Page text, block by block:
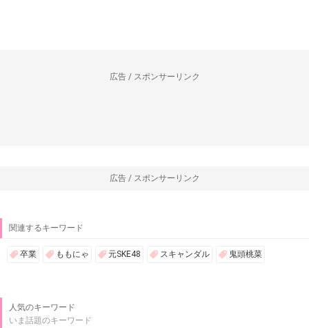
広告 / スポンサーリンク
広告 / スポンサーリンク
関連するキーワード
卒業 ももにゃ 元SKE48 スキャンダル 鬼頭桃菜
人気のキーワード
いま話題のキーワード